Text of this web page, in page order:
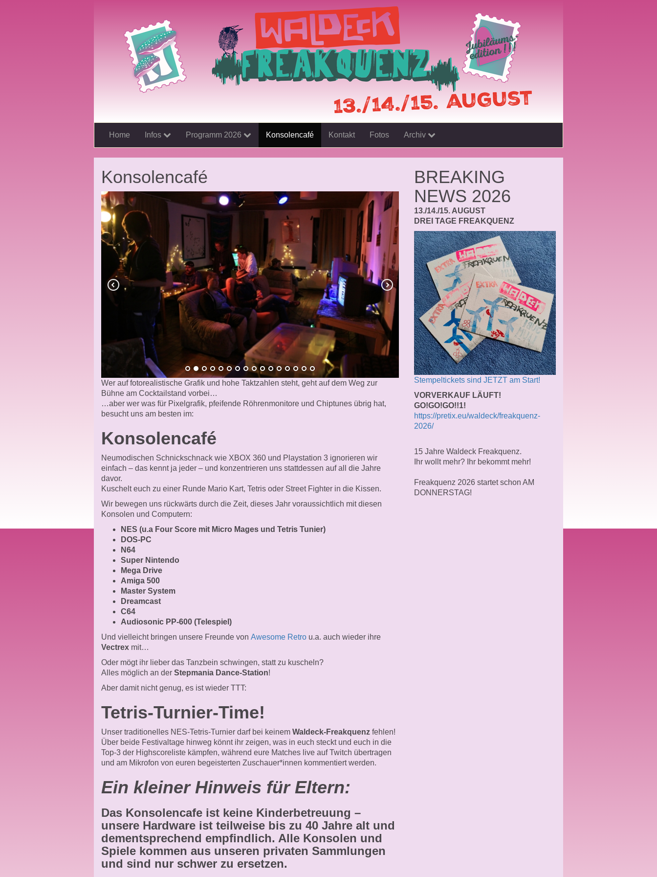
Home Infos Programm 2026 Konsolencafé Kontakt Fotos Archiv
Konsolencafé
Wer auf fotorealistische Grafik und hohe Taktzahlen steht, geht auf dem Weg zur
Bühne am Cocktailstand vorbei…
…aber wer was für Pixelgrafik, pfeifende Röhrenmonitore und Chiptunes übrig hat,
besucht uns am besten im:
Konsolencafé
Neumodischen Schnickschnack wie XBOX 360 und Playstation 3 ignorieren wir
einfach – das kennt ja jeder – und konzentrieren uns stattdessen auf all die Jahre
davor.
Kuschelt euch zu einer Runde Mario Kart, Tetris oder Street Fighter in die Kissen.
Wir bewegen uns rückwärts durch die Zeit, dieses Jahr voraussichtlich mit diesen
Konsolen und Computern:
NES (u.a Four Score mit Micro Mages und Tetris Tunier)
DOS-PC
N64
Super Nintendo
Mega Drive
Amiga 500
Master System
Dreamcast
C64
Audiosonic PP-600 (Telespiel)
Und vielleicht bringen unsere Freunde von Awesome Retro u.a. auch wieder ihre
Vectrex mit…
Oder mögt ihr lieber das Tanzbein schwingen, statt zu kuscheln?
Alles möglich an der Stepmania Dance-Station!
Aber damit nicht genug, es ist wieder TTT:
Tetris-Turnier-Time!
Unser traditionelles NES-Tetris-Turnier darf bei keinem Waldeck-Freakquenz fehlen!
Über beide Festivaltage hinweg könnt ihr zeigen, was in euch steckt und euch in die
Top-3 der Highscoreliste kämpfen, während eure Matches live auf Twitch übertragen
und am Mikrofon von euren begeisterten Zuschauer*innen kommentiert werden.
Ein kleiner Hinweis für Eltern:
Das Konsolencafe ist keine Kinderbetreuung –
unsere Hardware ist teilweise bis zu 40 Jahre alt und
dementsprechend empfindlich. Alle Konsolen und
Spiele kommen aus unseren privaten Sammlungen
und sind nur schwer zu ersetzen.
BREAKING
NEWS 2026
13./14./15. AUGUST
DREI TAGE FREAKQUENZ
Stempeltickets sind JETZT am Start!
VORVERKAUF LÄUFT!
GO!GO!GO!!1!
https://pretix.eu/waldeck/freakquenz-
2026/
15 Jahre Waldeck Freakquenz.
Ihr wollt mehr? Ihr bekommt mehr!
Freakquenz 2026 startet schon AM
DONNERSTAG!